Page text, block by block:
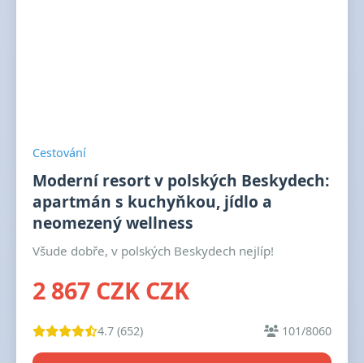
Cestování
Moderní resort v polských Beskydech:
apartmán s kuchyňkou, jídlo a
neomezený wellness
Všude dobře, v polských Beskydech nejlíp!
2 867 CZK CZK
4.7 (652) 101/8060